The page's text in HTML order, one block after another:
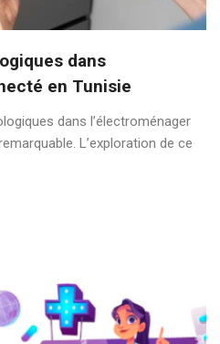
dans
en Tunisie
dans l’électroménager
L’exploration de ce